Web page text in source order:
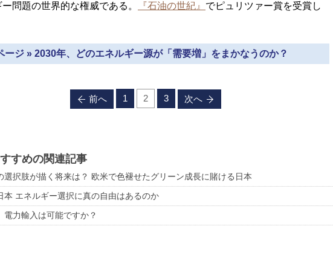
問題の世界的な権威である。
『石油の世紀』 でピュリツァー賞を受賞し
ージ » 2030年、どのエネルギー源が「需要増」をまかなうのか？
前へ 1 2 3 次へ
すめの関連記事
選択肢が描く将来は？ 欧米で色褪せたグリーン成長に賭ける日本
本 エネルギー選択に真の自由はあるのか
電力輸入は可能ですか？